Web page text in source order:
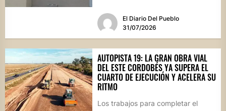
a...
El Diario Del Pueblo
31/07/2026
AUTOPISTA 19: LA GRAN OBRA VIAL
DEL ESTE CORDOBÉS YA SUPERA EL
CUARTO DE EJECUCIÓN Y ACELERA SU
RITMO
Los trabajos para completar el